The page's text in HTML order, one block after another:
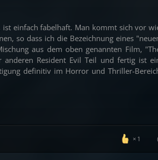
einfach fabelhaft. Man kommt sich vor
so dass ich die Bezeichnung eines
aus dem oben genannten Film,
Resident Evil Teil und fertig ist
definitiv im Horror und Thriller-
1